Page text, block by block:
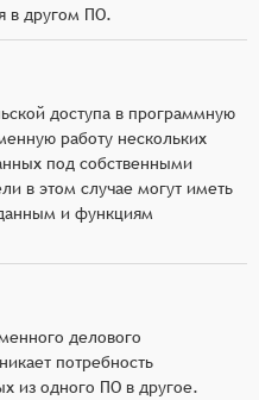
в другом ПО.
доступа в программную
работу нескольких
под собственными
в этом случае могут иметь
и функциям
делового
потребность
из одного ПО в другое.